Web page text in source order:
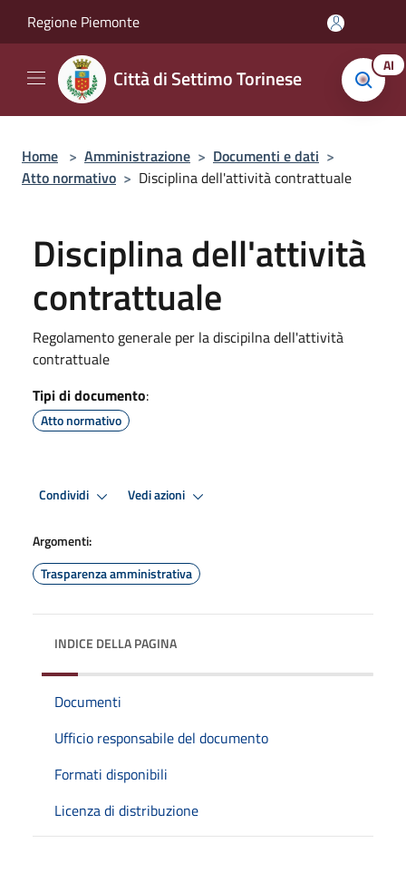
Regione Piemonte
Città di Settimo Torinese AI
Home > Amministrazione > Documenti e dati >
Atto normativo > Disciplina dell'attività contrattuale
Disciplina dell'attività
contrattuale
Regolamento generale per la discipilna dell'attività
contrattuale
Tipi di documento:
Atto normativo
Condividi Vedi azioni
Argomenti:
Trasparenza amministrativa
INDICE DELLA PAGINA
Documenti
Ufficio responsabile del documento
Formati disponibili
Licenza di distribuzione